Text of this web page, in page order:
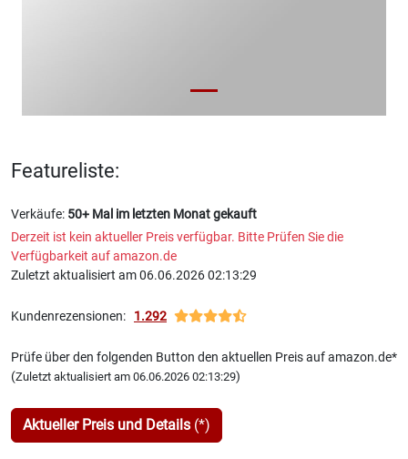
Featureliste:
Verkäufe: 50+ Mal im letzten Monat gekauft
Derzeit ist kein aktueller Preis verfügbar. Bitte Prüfen Sie die
Verfügbarkeit auf amazon.de
Zuletzt aktualisiert am 06.06.2026 02:13:29
Kundenrezensionen: 1.292
Prüfe über den folgenden Button den aktuellen Preis auf amazon.de*
(Zuletzt aktualisiert am 06.06.2026 02:13:29)
Aktueller Preis und Details (*)